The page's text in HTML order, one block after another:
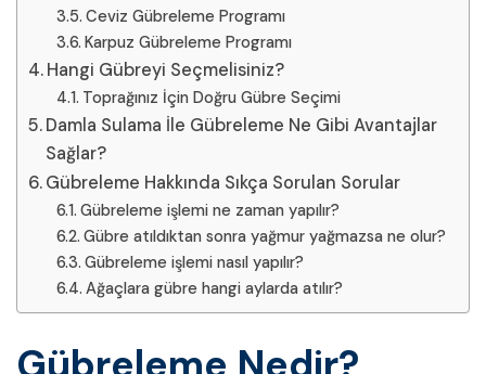
Ceviz Gübreleme Programı
Karpuz Gübreleme Programı
Hangi Gübreyi Seçmelisiniz?
Toprağınız İçin Doğru Gübre Seçimi
Damla Sulama İle Gübreleme Ne Gibi Avantajlar
Sağlar?
Gübreleme Hakkında Sıkça Sorulan Sorular
Gübreleme işlemi ne zaman yapılır?
Gübre atıldıktan sonra yağmur yağmazsa ne olur?
Gübreleme işlemi nasıl yapılır?
Ağaçlara gübre hangi aylarda atılır?